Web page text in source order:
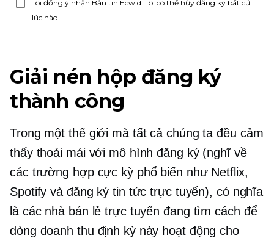
Tôi đồng ý nhận Bản tin Ecwid. Tôi có thể hủy đăng ký bất cứ
lúc nào.
Giải nén hộp đăng ký
thành công
Trong một thế giới mà tất cả chúng ta đều cảm
thấy thoải mái với mô hình đăng ký (nghĩ về
các trường hợp cực kỳ phổ biến như Netflix,
Spotify và đăng ký tin tức trực tuyến), có nghĩa
là các nhà bán lẻ trực tuyến đang tìm cách để
dòng doanh thu định kỳ này hoạt động cho